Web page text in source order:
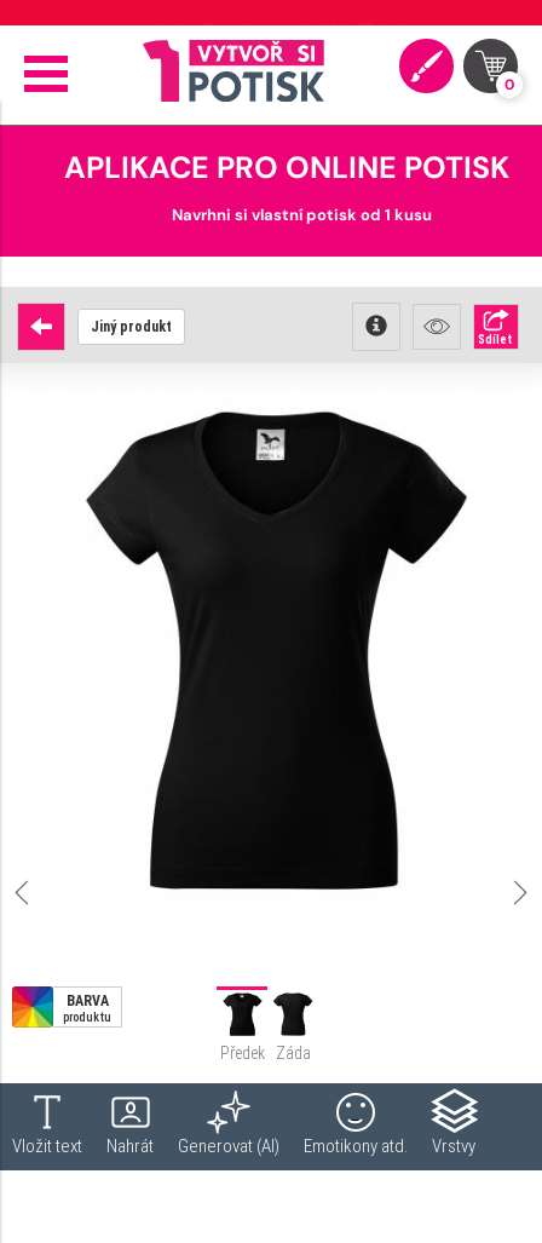
0
APLIKACE PRO ONLINE POTISK
Navrhni si vlastní potisk od 1 kusu